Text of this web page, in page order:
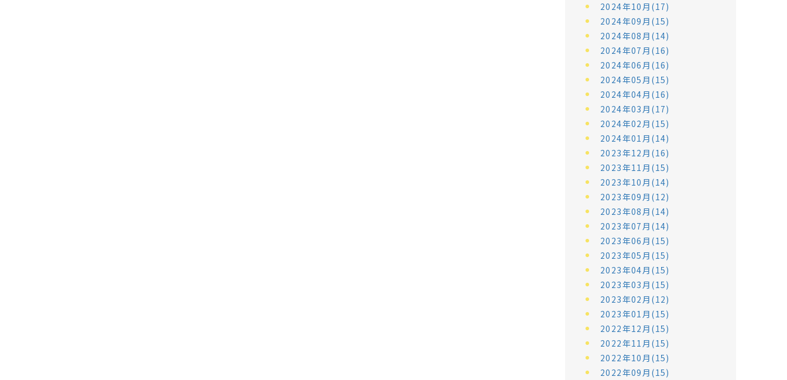
2024年10月(17)
2024年09月(15)
2024年08月(14)
2024年07月(16)
2024年06月(16)
2024年05月(15)
2024年04月(16)
2024年03月(17)
2024年02月(15)
2024年01月(14)
2023年12月(16)
2023年11月(15)
2023年10月(14)
2023年09月(12)
2023年08月(14)
2023年07月(14)
2023年06月(15)
2023年05月(15)
2023年04月(15)
2023年03月(15)
2023年02月(12)
2023年01月(15)
2022年12月(15)
2022年11月(15)
2022年10月(15)
2022年09月(15)